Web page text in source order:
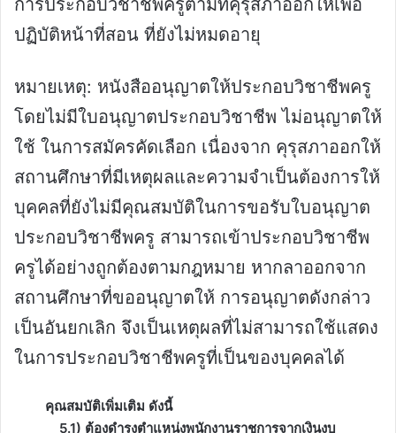
การประกอบวิชาชีพครูตามที่คุรุสภาออกให้เพื่อ
ปฏิบัติหน้าที่สอน ที่ยังไม่หมดอายุ
หมายเหตุ: หนังสืออนุญาตให้ประกอบวิชาชีพครู
โดยไม่มีใบอนุญาตประกอบวิชาชีพ ไม่อนุญาตให้
ใช้ ในการสมัครคัดเลือก เนื่องจาก คุรุสภาออกให้
สถานศึกษาที่มีเหตุผลและความจำเป็นต้องการให้
บุคคลที่ยังไม่มีคุณสมบัติในการขอรับใบอนุญาต
ประกอบวิชาชีพครู สามารถเข้าประกอบวิชาชีพ
ครูได้อย่างถูกต้องตามกฎหมาย หากลาออกจาก
สถานศึกษาที่ขออนุญาตให้ การอนุญาตดังกล่าว
เป็นอันยกเลิก จึงเป็นเหตุผลที่ไม่สามารถใช้แสดง
ในการประกอบวิชาชีพครูที่เป็นของบุคคลได้
คุณสมบัติเพิ่มเติม ดังนี้
5.1) ต้องดำรงตำแหน่งพนักงานราชการจากเงินงบ